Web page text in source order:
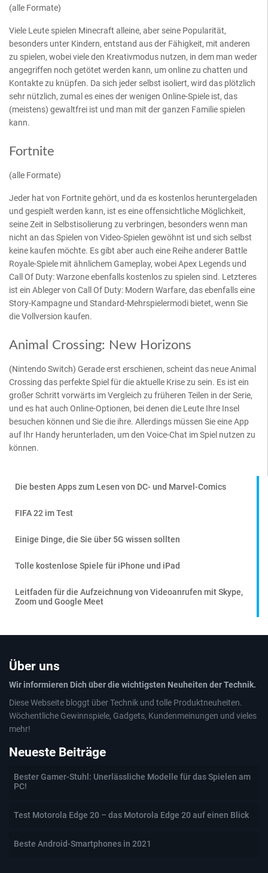
(alle Formate)
Viele Leute spielen Minecraft alleine, aber seine Popularität,
besonders unter Kindern, entstand aus der Fähigkeit, mit anderen
zu spielen, wobei viele den Kreativmodus nutzen, in dem man weder
angegriffen noch getötet werden kann, um online zu chatten und
Kontakte zu knüpfen. Da sich jeder selbst isoliert, wird das plötzlich
sehr nützlich, zumal es eines der wenigen Online-Spiele ist, das
(meistens) gewaltfrei ist und man mit der ganzen Familie spielen
kann.
Fortnite
(alle Formate)
Jeder hat von Fortnite gehört, und da es kostenlos heruntergeladen
und gespielt werden kann, ist es eine offensichtliche Möglichkeit,
seine Zeit in Selbstisolierung zu verbringen, besonders wenn man
nicht an das Spielen von Video-Spielen gewöhnt ist und sich selbst
keine kaufen möchte. Es gibt aber auch eine Reihe anderer Battle
Royale-Spiele mit ähnlichem Gameplay, wobei Apex Legends und
Call Of Duty: Warzone ebenfalls kostenlos zu spielen sind. Letzteres
ist ein Ableger von Call Of Duty: Modern Warfare, das ebenfalls eine
Story-Kampagne und Standard-Mehrspielermodi bietet, wenn Sie
die Vollversion kaufen.
Animal Crossing: New Horizons
(Nintendo Switch) Gerade erst erschienen, scheint das neue Animal
Crossing das perfekte Spiel für die aktuelle Krise zu sein. Es ist ein
großer Schritt vorwärts im Vergleich zu früheren Teilen in der Serie,
und es hat auch Online-Optionen, bei denen die Leute Ihre Insel
besuchen können und Sie die ihre. Allerdings müssen Sie eine App
auf Ihr Handy herunterladen, um den Voice-Chat im Spiel nutzen zu
können.
Die besten Apps zum Lesen von DC- und Marvel-Comics
FIFA 22 im Test
Einige Dinge, die Sie über 5G wissen sollten
Tolle kostenlose Spiele für iPhone und iPad
Leitfaden für die Aufzeichnung von Videoanrufen mit Skype,
Zoom und Google Meet
Über uns
Wir informieren Dich über die wichtigsten Neuheiten der Technik.
Diese Webseite bloggt über Technik und tolle Produktneuheiten.
Wöchentliche Gewinnspiele, Gadgets, Kundenmeinungen und vieles
mehr!
Neueste Beiträge
Bester Gamer-Stuhl: Unerlässliche Modelle für das Spielen am
PC!
Test Motorola Edge 20 – das Motorola Edge 20 auf einen Blick
Beste Android-Smartphones in 2021